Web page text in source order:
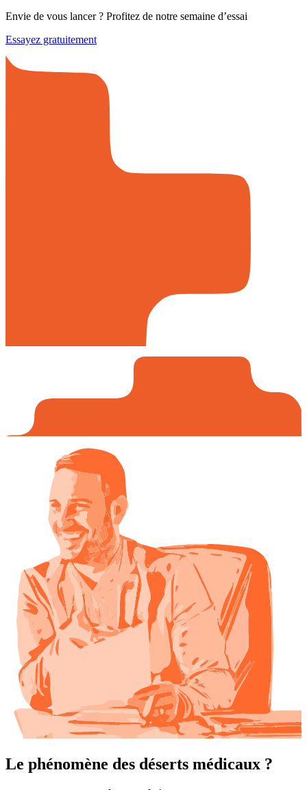
Envie de vous lancer ? Profitez de notre semaine d’essai
Essayez gratuitement
Le phénomène des déserts médicaux ?️